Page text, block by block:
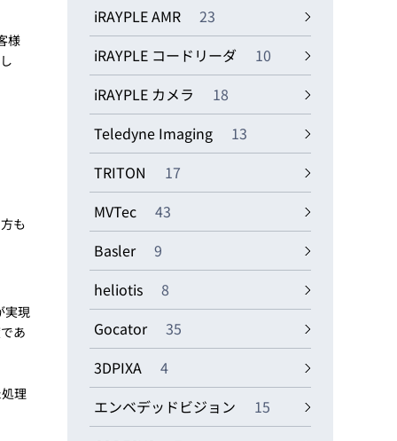
様
も
実現
あ
理
iRAYPLE AMR
23
iRAYPLE コードリーダ
10
iRAYPLE カメラ
18
Teledyne Imaging
13
TRITON
17
MVTec
43
Basler
9
heliotis
8
Gocator
35
3DPIXA
4
エンベデッドビジョン
15